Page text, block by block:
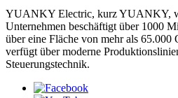
YUANKY Electric, kurz YUANKY,
Unternehmen beschäftigt über 1000
über eine Fläche von mehr als
verfügt über moderne
Steuerungstechnik.